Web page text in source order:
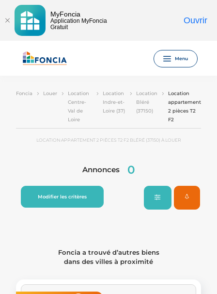
MyFoncia
Application MyFoncia
Gratuit
Ouvrir
Menu
Foncia Louer
Location
Centre-
Val de
Loire
Location
Indre-et-
Loire (37)
Location
Bléré
(37150)
Location
appartement
2 pièces T2
F2
LOCATION APPARTEMENT 2 PIÈCES T2 F2 BLÉRÉ (37150) À LOUER
Annonces 0
Modifier les critères
Foncia a trouvé d’autres biens
dans des villes à proximité